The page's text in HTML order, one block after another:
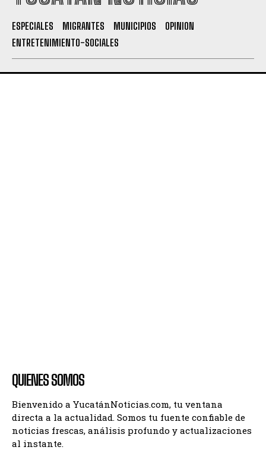
ESPECIALES MIGRANTES MUNICIPIOS
OPINION
ENTRETENIMIENTO-SOCIALES
QUIENES SOMOS
Bienvenido a YucatánNoticias.com, tu ventana
directa a la actualidad. Somos tu fuente confiable de
noticias frescas, análisis profundo y actualizaciones
al instante.